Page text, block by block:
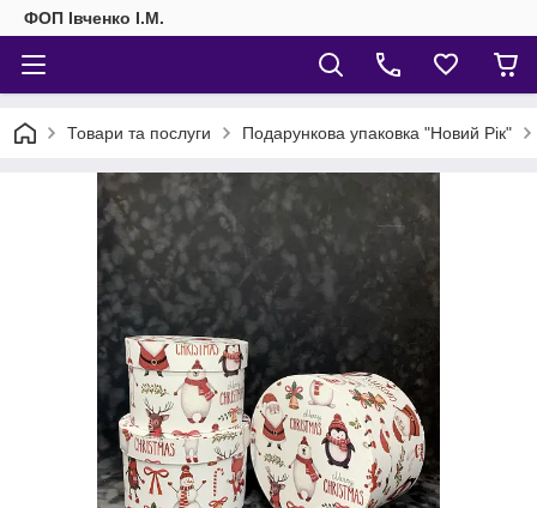
ФОП Івченко І.М.
Товари та послуги Подарункова упаковка "Новий Рік"